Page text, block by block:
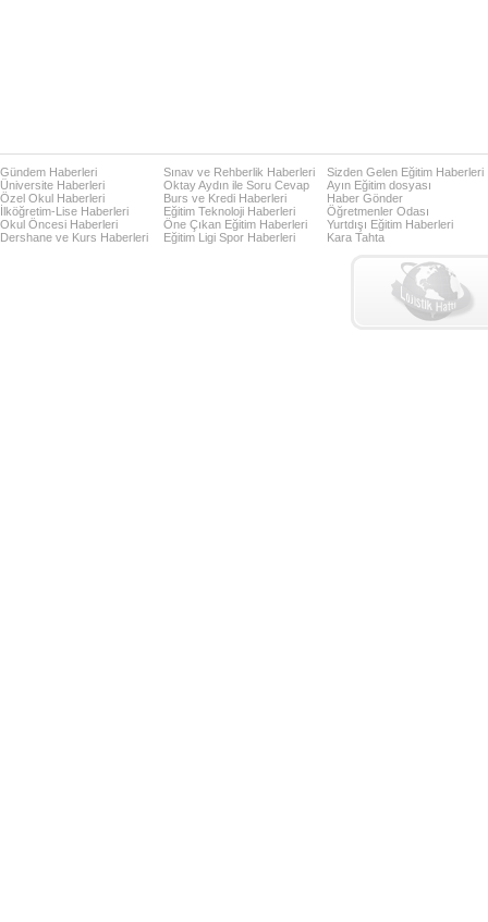
Gündem Haberleri
Üniversite Haberleri
Özel Okul Haberleri
İlköğretim-Lise Haberleri
Okul Öncesi Haberleri
Dershane ve Kurs Haberleri
Sınav ve Rehberlik Haberleri
Oktay Aydın ile Soru Cevap
Burs ve Kredi Haberleri
Eğitim Teknoloji Haberleri
Öne Çıkan Eğitim Haberleri
Eğitim Ligi Spor Haberleri
Sizden Gelen Eğitim Haberleri
Ayın Eğitim dosyası
Haber Gönder
Öğretmenler Odası
Yurtdışı Eğitim Haberleri
Kara Tahta